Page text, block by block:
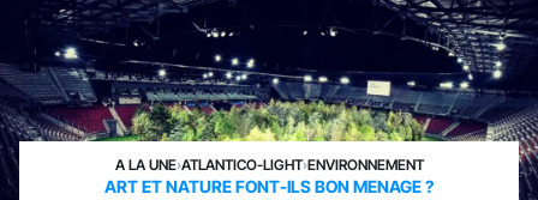
A LA UNE›ATLANTICO-LIGHT›ENVIRONNEMENT
ART ET NATURE FONT-ILS BON MENAGE ?